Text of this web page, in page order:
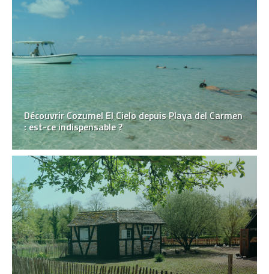
Découvrir Cozumel El Cielo depuis Playa del Carmen
: est-ce indispensable ?